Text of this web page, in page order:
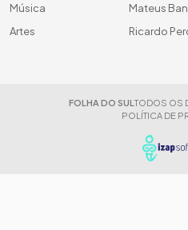
Música
Artes
Mateus
Ricardo
FOLHA DO SUL TODOS OS
POLÍTICA DE